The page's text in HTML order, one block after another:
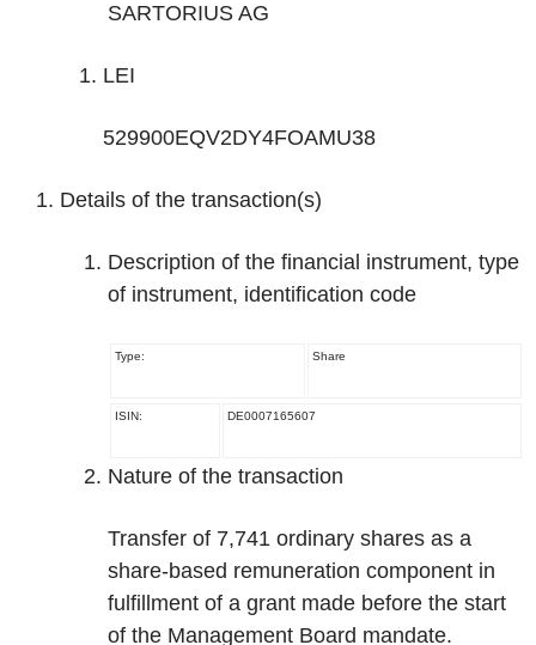
SARTORIUS AG
LEI
529900EQV2DY4FOAMU38
Details of the transaction(s)
Description of the financial instrument, type
of instrument, identification code
Type: Share
ISIN: DE0007165607
Nature of the transaction
Transfer of 7,741 ordinary shares as a
share-based remuneration component in
fulfillment of a grant made before the start
of the Management Board mandate.